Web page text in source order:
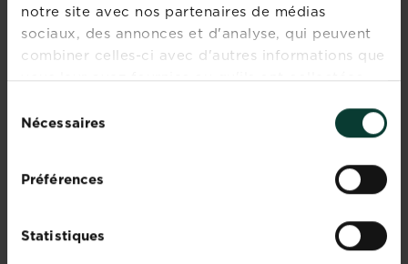
notre site avec nos partenaires de médias
sociaux, des annonces et d'analyse, qui peuvent
combiner celles-ci avec d'autres informations que
vous leur avez fournies ou qu'ils ont collectées
duNécessaires
Préférences
Statistiques
Comment cultiver
des pommes de
terre
Regarder
Nous sommes désolés, nous ne trouvons pas ce
que vous recherchez. Essayez à nouveau.